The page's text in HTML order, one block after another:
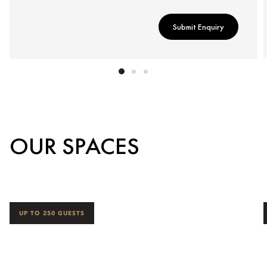
Submit Enquiry
OUR SPACES
UP TO 250 GUESTS